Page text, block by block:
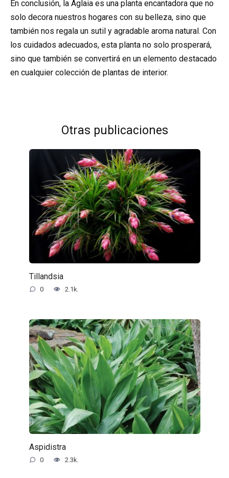
En conclusión, la Aglaia es una planta encantadora que no
solo decora nuestros hogares con su belleza, sino que
también nos regala un sutil y agradable aroma natural. Con
los cuidados adecuados, esta planta no solo prosperará,
sino que también se convertirá en un elemento destacado
en cualquier colección de plantas de interior.
Otras publicaciones
Tillandsia
0 2.1k.
Aspidistra
0 2.3k.